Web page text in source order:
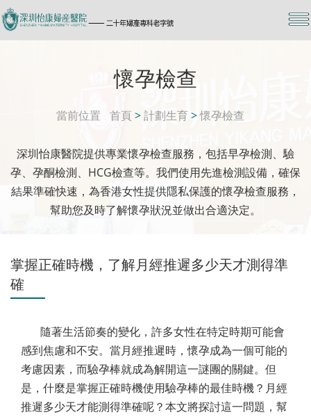
懷孕檢查
當前位置 首頁 >計劃生育>懷孕檢查
深圳怡康醫院提供專業懷孕檢查服務，包括早孕檢測、驗
孕、孕酮檢測、HCG檢查等。我們使用先進檢測設備，確保
結果準確快速，為香港女性提供隱私保護的懷孕檢查服務，
幫助您及時了解懷孕狀況並做出合適決定。
掌握正確時機，了解月經推遲多少天才測得準
確
隨著生活節奏的變化，許多女性在特定時期可能會
感到焦慮和不安。當月經推遲時，懷孕成為一個可能的
考慮因素，而驗孕棒就成為解開這一謎團的關鍵。但
是，什麼是掌握正確時機使用驗孕棒的最佳時機？月經
推遲多少天才能測得準確呢？本文將探討這一問題，幫